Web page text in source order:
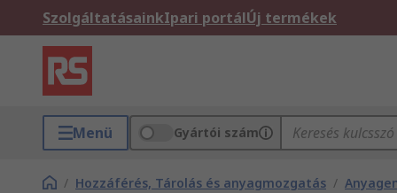
SzolgáltatásainkIpari portálÚj termékek
Menü Gyártói szám
/ Hozzáférés, Tárolás és anyagmozgatás /